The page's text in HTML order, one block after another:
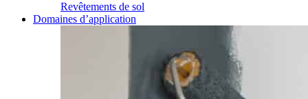
Revêtements de sol
Domaines d’application